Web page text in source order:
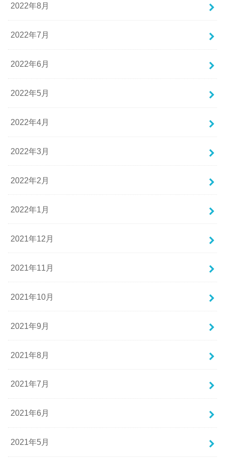
2022年8月
2022年7月
2022年6月
2022年5月
2022年4月
2022年3月
2022年2月
2022年1月
2021年12月
2021年11月
2021年10月
2021年9月
2021年8月
2021年7月
2021年6月
2021年5月